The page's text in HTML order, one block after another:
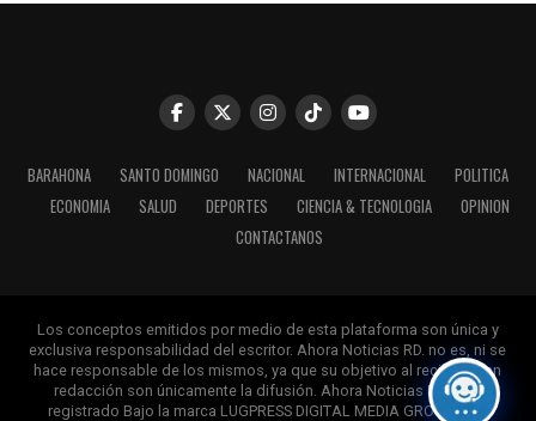
BARAHONA SANTO DOMINGO NACIONAL INTERNACIONAL
POLITICA
ECONOMIA
SALUD DEPORTES CIENCIA & TECNOLOGIA
OPINION
CONTACTANOS
Los conceptos emitidos por medio de esta plataforma son única y
exclusiva responsabilidad del escritor. Ahora Noticias RD. no es, ni se
hace responsable de los mismos, ya que su objetivo al recibirlos en
redacción son únicamente la difusión. Ahora Noticias RD, esta
registrado Bajo la marca LUGPRESS DIGITAL MEDIA GROUP. Reg.